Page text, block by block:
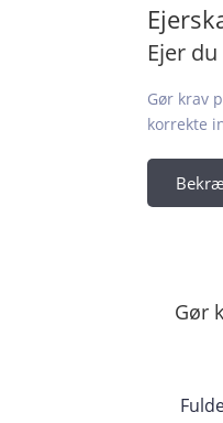
Ejer
Gør krav
korrekte
Gør